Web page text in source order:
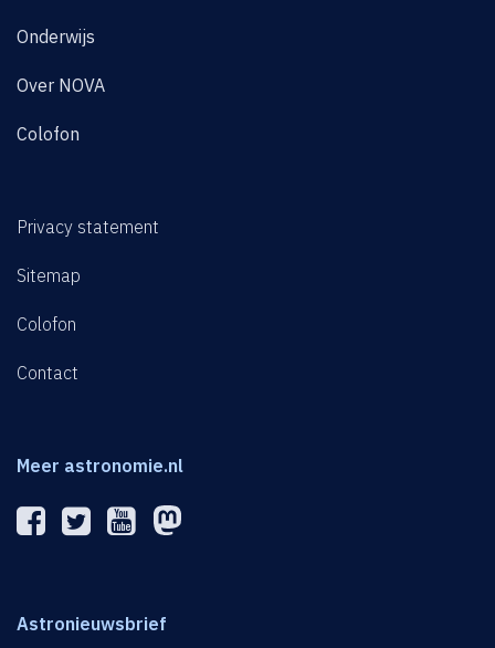
Onderwijs
Over NOVA
Colofon
Privacy statement
Sitemap
Colofon
Contact
Meer astronomie.nl
Astronieuwsbrief